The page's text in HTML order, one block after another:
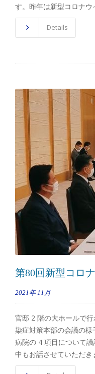
す。昨年は新型コロナ
Details
第80回新型コロ
2021年 11月
官邸 2 階の大ホールで
染症対策本部の会議の様
病院の 4 項目について
中もお話させていただ